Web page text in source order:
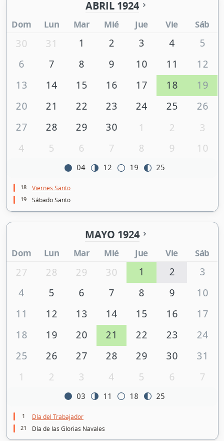
ABRIL 1924
Dom Lun Mar Mié Jue Vie Sáb
30 31 1 2 3 4
5
6
7 8 9 10 11
12
13
14 15 16 17 18
19
20
21 22 23 24 25
26
27
28 29 30 1 2
3
4
5 6 7 8 9 10
04 12 19 25
18 Viernes Santo
19 Sábado Santo
MAYO 1924
Dom Lun Mar Mié Jue Vie Sáb
27 28 29 30 1 2
3
4
5 6 7 8 9
10
11
12 13 14 15 16
17
18
19 20 21 22 23
24
25
26 27 28 29 30
31
1
2 3 4 5 6 7
03 11 18 25
1 Día del Trabajador
21 Día de las Glorias Navales